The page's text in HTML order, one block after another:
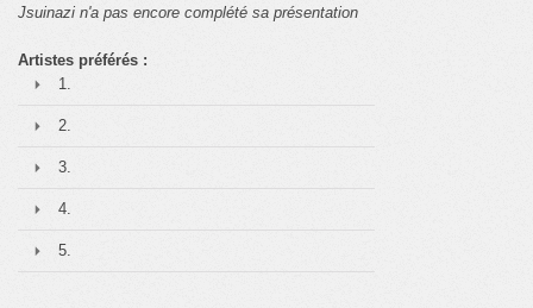
Jsuinazi n'a pas encore complété sa présentation
Artistes préférés :
1.
2.
3.
4.
5.